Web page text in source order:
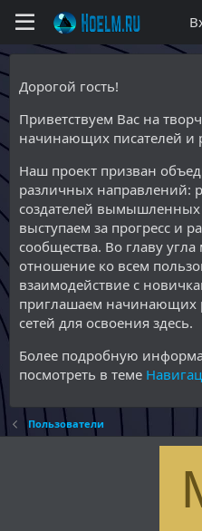
Дорогой гость!
Приветствуем Вас на
начинающих писателей и
Наш проект призван
различных направлений:
создателей
выступаем за прогресс и
сообщества. Во главу
отношение ко всем
взаимодействие с
приглашаем начинающих
сетей для освоения здесь.
Более подробную
посмотреть в теме
Пользователи